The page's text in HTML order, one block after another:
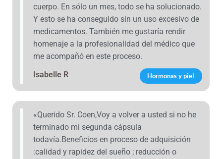
cuerpo. En sólo un mes, todo se ha solucionado.
Y esto se ha conseguido sin un uso excesivo de
medicamentos. También me gustaría rendir
homenaje a la profesionalidad del médico que
me acompañó en este proceso.
Isabelle R
Hormonas y piel
«Querido Sr. Coen,Voy a volver a usted si no he
terminado mi segunda cápsula
todavía.Beneficios en proceso de adquisición
:calidad y rapidez del sueño ; reducción o